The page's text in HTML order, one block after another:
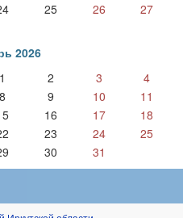
25 26
27
2026
1
2 3
4
8 9 10
11
16 17
18
23 24
25
30 31